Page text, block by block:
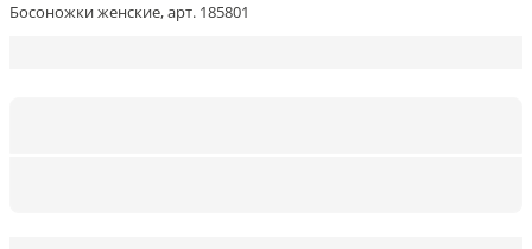
Босоножки женские, арт. 185801